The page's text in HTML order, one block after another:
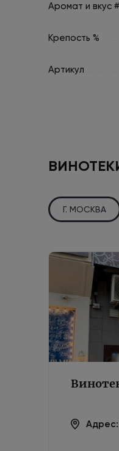
Аромат и вкус
Крепость %
Артикул
Г. МОСКВА
Адрес: